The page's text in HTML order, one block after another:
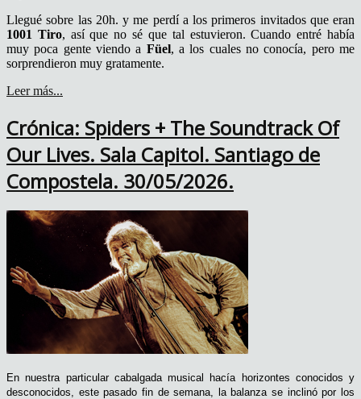
Llegué sobre las 20h. y me perdí a los primeros invitados que eran
1001 Tiro, así que no sé que tal estuvieron. Cuando entré había
muy poca gente viendo a Füel, a los cuales no conocía, pero me
sorprendieron muy gratamente.
Leer más...
Crónica: Spiders + The Soundtrack Of
Our Lives. Sala Capitol. Santiago de
Compostela. 30/05/2026.
En nuestra particular cabalgada musical hacía horizontes conocidos y
desconocidos, este pasado fin de semana, la balanza se inclinó por los